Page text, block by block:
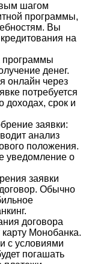
шагом
программы,
Вы
на
программы
денег.
онлайн через
потребуется
доходах, срок и
заявки:
анализ
положения.
уведомление о
заявки
Обычно
договора
Монобанка.
с условиями
погашать